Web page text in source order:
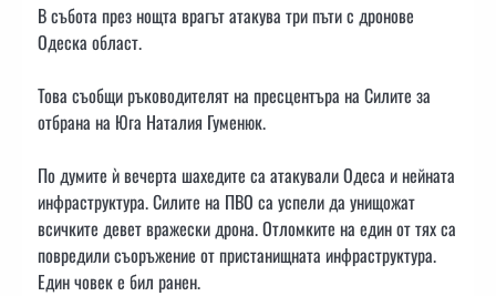
В събота през нощта врагът атакува три пъти с дронове
Одеска област.
Това съобщи ръководителят на пресцентъра на Силите за
отбрана на Юга Наталия Гуменюк.
По думите ѝ вечерта шахедите са атакували Одеса и нейната
инфраструктура. Силите на ПВО са успели да унищожат
всичките девет вражески дрона. Отломките на един от тях са
повредили съоръжение от пристанищната инфраструктура.
Един човек е бил ранен.